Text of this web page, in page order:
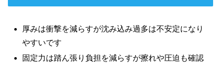
厚みは衝撃を減らすが沈み込み過多は不安定になり
やすいです
固定力は踏ん張り負担を減らすが擦れや圧迫も確認